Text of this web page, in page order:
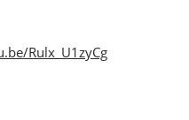
Rulx_U1zyCg